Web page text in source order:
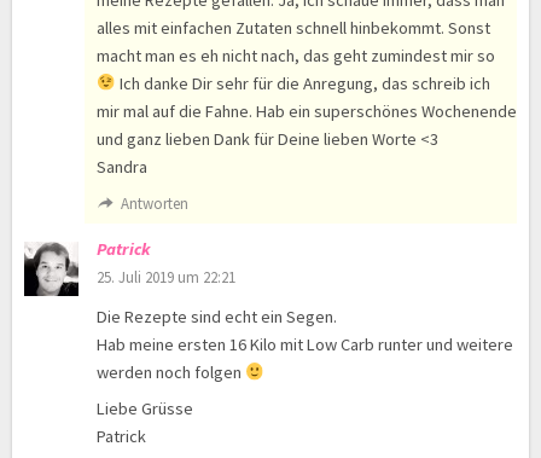
alles mit einfachen Zutaten schnell hinbekommt. Sonst
macht man es eh nicht nach, das geht zumindest mir so
Ich danke Dir sehr für die Anregung, das schreib ich
mir mal auf die Fahne. Hab ein superschönes Wochenende
und ganz lieben Dank für Deine lieben Worte <3
Sandra
Antworten
Patrick
25. Juli 2019 um 22:21
Die Rezepte sind echt ein Segen.
Hab meine ersten 16 Kilo mit Low Carb runter und weitere
werden noch folgen
Liebe Grüsse
Patrick